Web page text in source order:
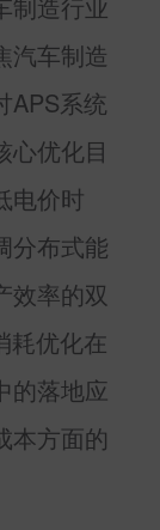
汽车制造
APS系统
心优化目
电价时
分布式能
效率的双
耗优化在
的落地应
本方面的